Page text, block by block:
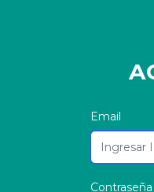
Email
Contraseña